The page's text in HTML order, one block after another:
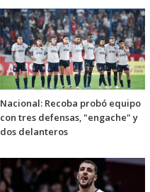
Nacional: Recoba probó equipo
con tres defensas, "engache" y
dos delanteros